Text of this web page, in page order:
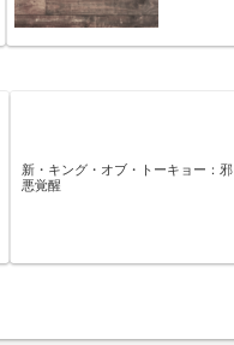
新・キング・オブ・トーキョー：邪
悪覚醒